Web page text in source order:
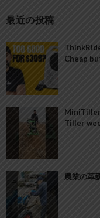
最近の投稿
Cheap
Tiller
農業の革